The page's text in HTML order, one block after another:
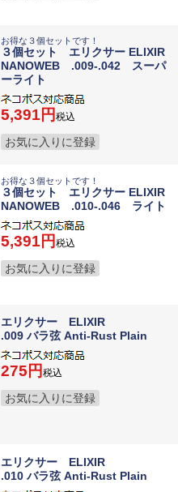
お得な３個セットです！
３個セット エリクサー ELIXIR
NANOWEB .009-.042 スーパ
ーライト
5,391 税込
お気に入りに登録
お得な３個セットです！
３個セット エリクサー ELIXIR
NANOWEB .010-.046 ライト
5,391 税込
お気に入りに登録
エリクサー ELIXIR
.009 バラ弦 Anti-Rust Plain
275 税込
お気に入りに登録
エリクサー ELIXIR
.010 バラ弦 Anti-Rust Plain